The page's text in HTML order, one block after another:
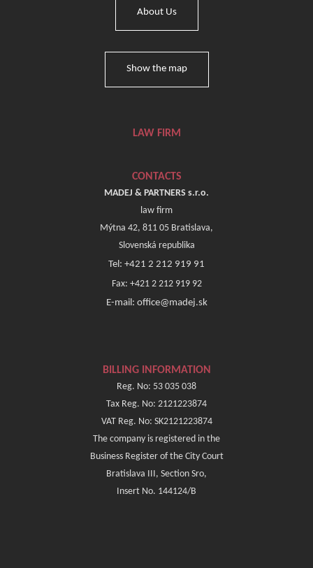
About Us
Show the map
LAW FIRM
CONTACTS
MADEJ & PARTNERS s.r.o.
law firm
Mýtna 42, 811 05 Bratislava,
Slovenská republika
Tel: +421 2 212 919 91
Fax: +421 2 212 919 92
E-mail: office@madej.sk
BILLING INFORMATION
Reg. No: 53 035 038
Tax Reg. No: 2121223874
VAT Reg. No: SK2121223874
The company is registered in the
Business Register of the City Court
Bratislava III, Section Sro,
Insert No. 144124/B